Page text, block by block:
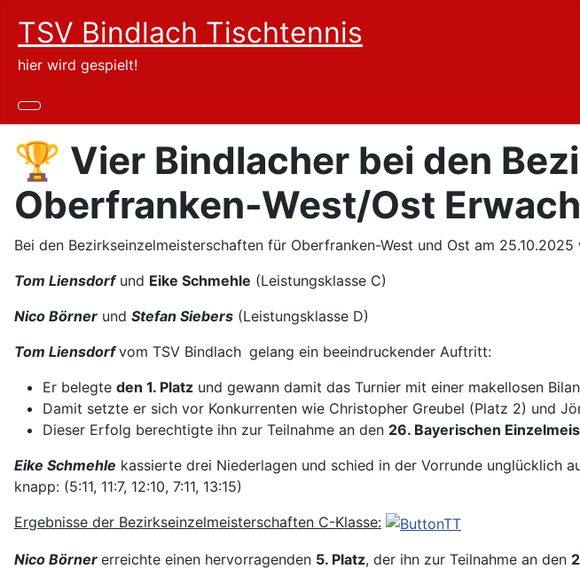
TSV Bindlach Tischtennis
hier wird gespielt!
🏆 Vier Bindlacher bei den
Oberfranken-West/Ost
Bei den Bezirkseinzelmeisterschaften für Oberfranken-West und Ost am
Tom Liensdorfund Eike Schmehle (Leistungsklasse C)
Nico Börner und Stefan Siebers (Leistungsklasse D)
Tom Liensdorfvom TSV Bindlach gelang ein beeindruckender Auftritt:
Er belegte den 1. Platz und gewann damit das Turnier mit einer makellosen
Damit setzte er sich vor Konkurrenten wie Christopher Greubel (Platz 2) und
Dieser Erfolg berechtigte ihn zur Teilnahme an den 26. Bayerischen
Eike Schmehle kassierte drei Niederlagen und schied in der Vorrunde unglücklich
knapp: (5:11, 11:7, 12:10, 7:11, 13:15)
Ergebnisse der Bezirkseinzelmeisterschaften C-Klasse:
Nico Börner erreichte einen hervorragenden 5. Platz, der ihn zur Teilnahme an den